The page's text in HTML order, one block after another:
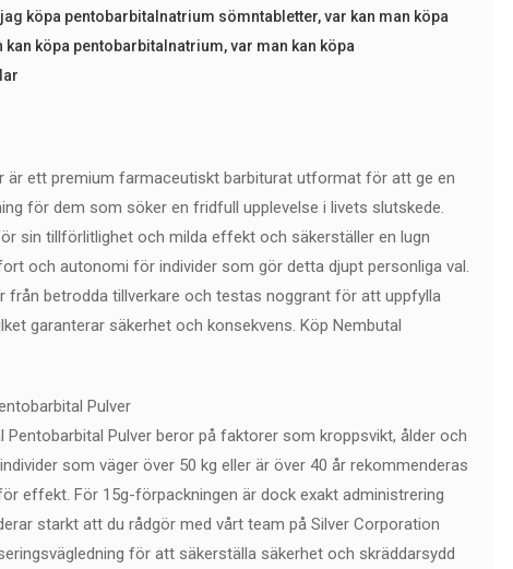
köpa pentobarbitalnatrium sömntabletter,var kan man köpa
kan köpa pentobarbitalnatrium,var man kan köpa
är ett premium farmaceutiskt barbiturat utformat för att ge en
för dem som söker en fridfull upplevelse i livets slutskede.
sin tillförlitlighet och milda effekt och säkerställer en lugn
och autonomi för individer som gör detta djupt personliga val.
från betrodda tillverkare och testas noggrant för att uppfylla
garanterar säkerhet och konsekvens. Köp Nembutal
Pulver
Pentobarbital Pulver beror på faktorer som kroppsvikt, ålder och
som väger över 50 kg eller är över 40 år rekommenderas
effekt. För 15g-förpackningen är dock exakt administrering
starkt att du rådgör med vårt team på Silver Corporation
för att säkerställa säkerhet och skräddarsydd